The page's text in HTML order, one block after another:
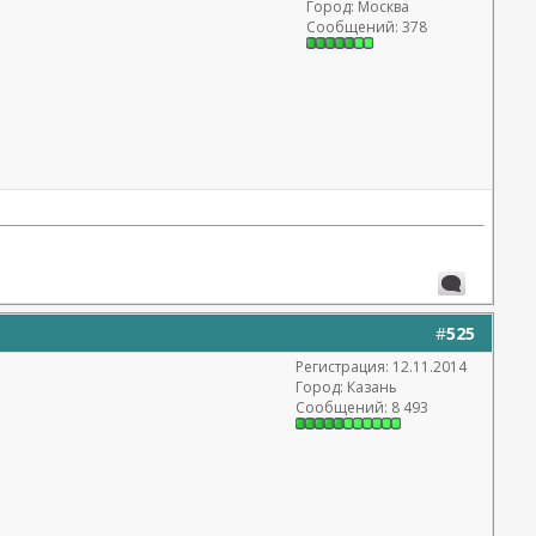
Город: Москва
Сообщений: 378
#525
Регистрация: 12.11.2014
Город: Казань
Сообщений: 8 493